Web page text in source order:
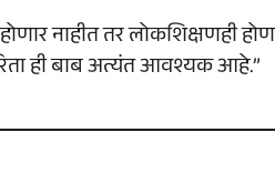
नाहीत तर लोकशिक्षणही
ही बाब अत्यंत आवश्यक आहे.”